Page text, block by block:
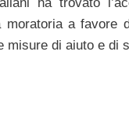
ha trovato
moratoria a favore
misure di aiuto e di